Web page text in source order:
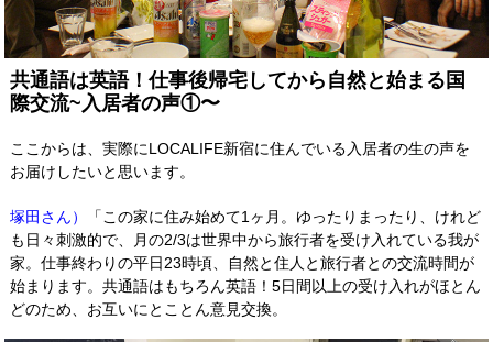
共通語は英語！仕事後帰宅してから自然と始まる国
際交流~入居者の声①〜
ここからは、実際にLOCALIFE新宿に住んでいる入居者の生の声を
お届けしたいと思います。
塚田さん）
「この家に住み始めて1ヶ月。ゆったりまったり、けれど
も日々刺激的で、月の2/3は世界中から旅行者を受け入れている我が
家。仕事終わりの平日23時頃、自然と住人と旅行者との交流時間が
始まります。共通語はもちろん英語！5日間以上の受け入れがほとん
どのため、お互いにとことん意見交換。